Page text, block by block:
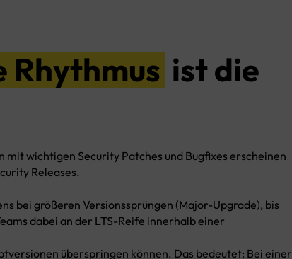
Rhythmus ist die
wichtigen Security Patches und Bugfixes erscheinen
Releases.
bei größeren Versionssprüngen (Major-Upgrade), bis
dabei an der LTS-Reife innerhalb einer
überspringen können. Das bedeutet: Bei einer